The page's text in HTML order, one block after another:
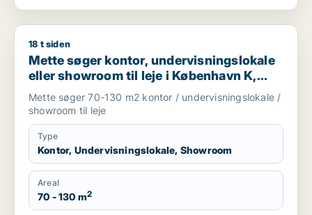
Mette søger kontor, undervisningslokale eller showroom til
18 t siden
Mette søger kontor, undervisningslokale
eller showroom til leje i København K,
Vesterbro eller Frederiksberg m.fl.
Mette søger 70-130 m2 kontor / undervisningslokale /
showroom til leje
Type
Kontor, Undervisningslokale, Showroom
Areal
70 - 130 m2